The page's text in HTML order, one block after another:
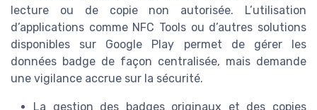
lecture ou de copie non autorisée. L’utilisation
d’applications comme NFC Tools ou d’autres solutions
disponibles sur Google Play permet de gérer les
données badge de façon centralisée, mais demande
une vigilance accrue sur la sécurité.
La gestion des badges originaux et des copies